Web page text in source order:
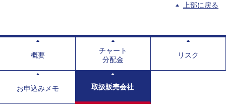
上部に戻る
概要
チャート
分配金
リスク
お申込みメモ 取扱販売会社